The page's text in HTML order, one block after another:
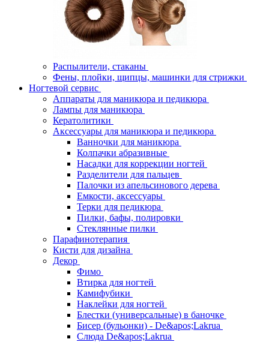
Распылители, стаканы
Фены, плойки, щипцы, машинки для стрижки
Ногтевой сервис
Аппараты для маникюра и педикюра
Лампы для маникюра
Кератолитики
Аксессуары для маникюра и педикюра
Ванночки для маникюра
Колпачки абразивные
Насадки для коррекции ногтей
Разделители для пальцев
Палочки из апельсинового дерева
Емкости, аксессуары
Терки для педикюра
Пилки, бафы, полировки
Стеклянные пилки
Парафинотерапия
Кисти для дизайна
Декор
Фимо
Втирка для ногтей
Камифубики
Наклейки для ногтей
Блестки (универсальные) в баночке
Бисер (бульонки) - De&apos;Lakrua
Слюда De&apos;Lakrua